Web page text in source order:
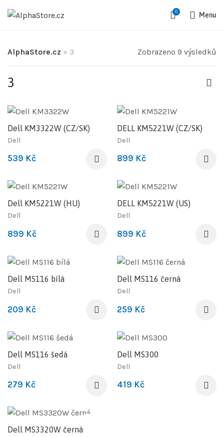
0 Menu
AlphaStore.cz » 3 Zobrazeno 9 výsledků
3
Dell KM3322W (CZ/SK)
Dell
539 Kč
DELL KM5221W (CZ/SK)
Dell
899 Kč
Dell KM5221W (HU)
Dell
899 Kč
DELL KM5221W (US)
Dell
899 Kč
Dell MS116 bílá
Dell
209 Kč
Dell MS116 černá
Dell
259 Kč
Dell MS116 šedá
Dell
279 Kč
Dell MS300
Dell
419 Kč
Dell MS3320W černá